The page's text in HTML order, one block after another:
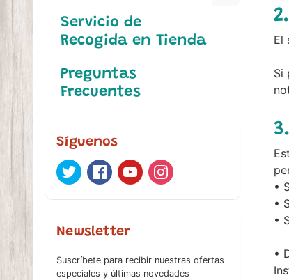
Servicio de
Recogida en Tienda
Preguntas
Frecuentes
Síguenos
Newsletter
Suscríbete para recibir nuestras ofertas
especiales y últimas novedades
El
Si
•
•
•
•